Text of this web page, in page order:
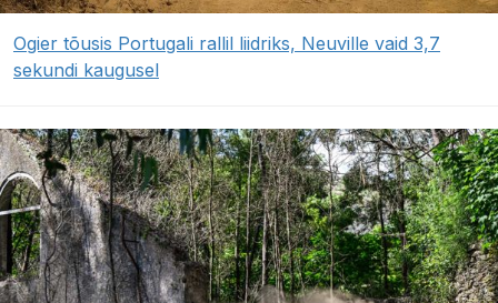
Ogier tõusis Portugali rallil liidriks, Neuville vaid 3,7
sekundi kaugusel